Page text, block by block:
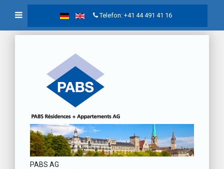
Telefon: +41 44 491 41 16
PABS AG